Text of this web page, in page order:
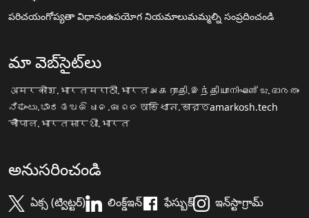
పరిచయంగోప్యతా విధానంఉపయోగ నియమాలుమమ్మల్ని సంప్రదించండి
మా వెబ్‌సైట్‌లు
अमरकोश.भारतमराठी.भारतஅகராதி.இந்தியாനിഘണ്ടു.ഭാരതം
ನಿಘಂಟು.ಭಾರತ ଅଭିଧାନ.ଭାରତ অভিধান.ভারতamarkosh.tech
चौपाल.भारतसारथी.भारत
అనుసరించండి
ఏక్స (ట్విట్టర్) లింక్డ్ఇన్ ఫేస్బుక్ ఇన్‌స్టాగ్రామ్